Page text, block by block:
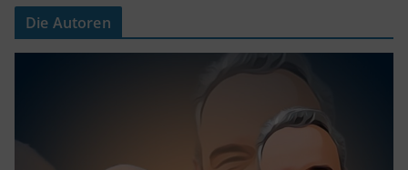
Die Autoren